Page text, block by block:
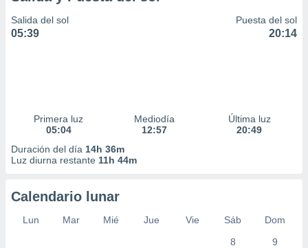
Salida del sol
05:39
Puesta del sol
20:14
Primera luz
05:04
Mediodía
12:57
Última luz
20:49
Duración del día 14h 36m
Luz diurna restante 11h 44m
Calendario lunar
Lun Mar Mié Jue Vie Sáb
Dom
8
9